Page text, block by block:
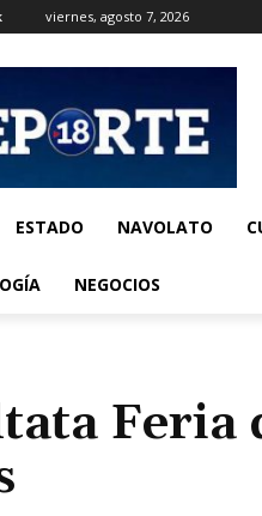
viernes, agosto 7, 2026
ESTADO NAVOLATO
NEGOCIOS
Feria